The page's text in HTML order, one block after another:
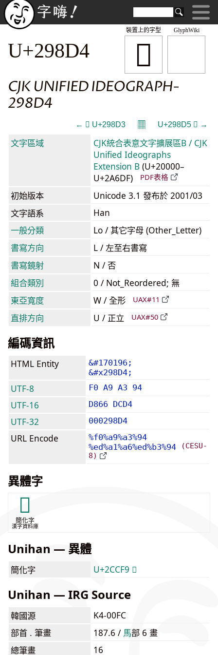
GlyphWiki
𩣔
裝置上的字型
U+298D4
CJK UNIFIED IDEOGRAPH-
298D4
← 𩣓 U+298D3 𝄜 U+298D5 𩣕 →
文字區域
CJK統合表意文字擴展區B / CJK
Unified Ideographs
Extension B (U+20000–
U+2A6DF)
PDF表格
初始版本
Unicode 3.1 發布於 2001/03
文字語系
Han
一般分類
Lo / 其它字母 (Other_Letter)
書寫方向
L / 左至右書寫
書寫鏡射
N / 否
組合類別
0 / Not_Reordered; 無
東亞寬度
W / 全形 UAX#11
直排方向 U / 正立 UAX#50
編碼資訊
HTML Entity
&#170196;
&#x298D4;
UTF-8 F0 A9 A3 94
UTF-16 D866 DCD4
UTF-32 000298D4
URL Encode
%f0%a9%a3%94
%ed%a1%a6%ed%b3%94
(CESU-
8)
異體字
𬳹
簡化字
漢字資料庫
Unihan — 異體
簡化字 U+2CCF9 𬳹
Unihan — IRG Source
韓國源
K4-00FC
部首 . 筆畫
187.6 / ⾺部 6 畫
總筆畫
16